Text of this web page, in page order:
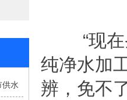
供水
“现在条
纯净水加
辨，免不